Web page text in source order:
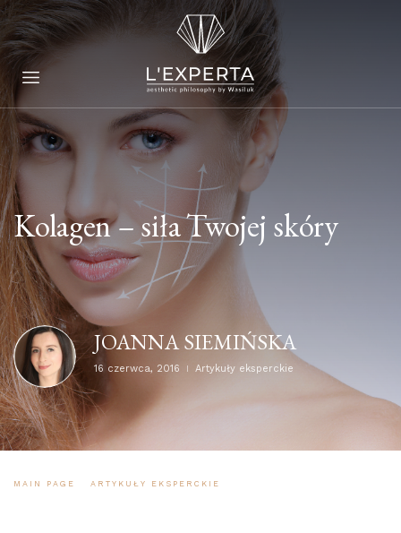
Kolagen – siła Twojej skóry
JOANNA SIEMIŃSKA
16 czerwca, 2016 Artykuły eksperckie
MAIN PAGE ARTYKUŁY EKSPERCKIE